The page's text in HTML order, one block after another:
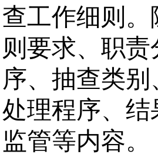
查工作细则
则要求、职
序、抽查类
处理程序、
监管等内容。